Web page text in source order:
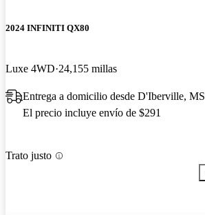
2024 INFINITI QX80
Luxe 4WD 24,155 millas
Entrega a domicilio desde D'Iberville, MS
El precio incluye envío de $291
Trato justo